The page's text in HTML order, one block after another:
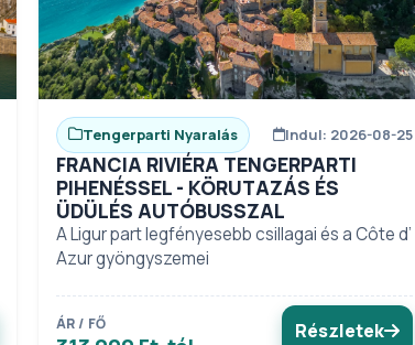
Tengerparti Nyaralás Indul: 2026-08-25
FRANCIA RIVIÉRA TENGERPARTI
PIHENÉSSEL - KÖRUTAZÁS ÉS
ÜDÜLÉS AUTÓBUSSZAL
A Ligur part legfényesebb csillagai és a Côte d’
Azur gyöngyszemei
ÁR / FŐ Részletek